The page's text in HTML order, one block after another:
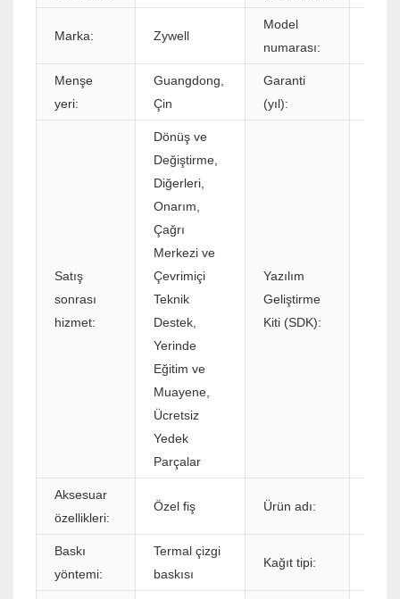
Marka: Zywell
Model
numarası:
Menşe
yeri:
Guangdong,
Çin
Garanti
(yıl):
Satış
sonrası
hizmet:
Dönüş ve
Değiştirme,
Diğerleri,
Onarım,
Çağrı
Merkezi ve
Çevrimiçi
Teknik
Destek,
Yerinde
Eğitim ve
Muayene,
Ücretsiz
Yedek
Parçalar
Yazılım
Geliştirme
Kiti (SDK):
Aksesuar
özellikleri:
Özel fiş Ürün adı:
Baskı
yöntemi:
Termal çizgi
baskısı
Kağıt tipi: